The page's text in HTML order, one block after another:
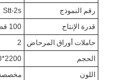
رقم النموذج
Stt-2s
قدرة الإنتاج
100 قطعة في الشهر
حاملات أوراق المرحاض
2
الحجم
2200*2000*2500 مم
اللون